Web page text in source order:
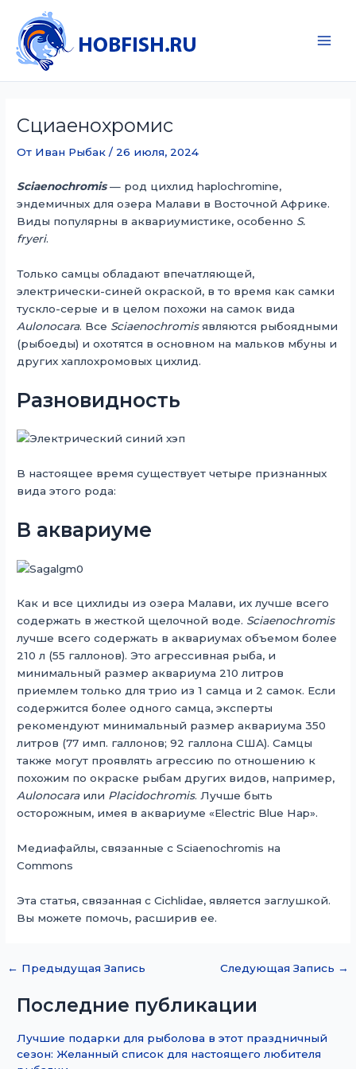
содержимому
Сциаенохромис
От Иван Рыбак/ 26 июля, 2024
Sciaenochromis— род цихлид haplochromine,
эндемичных для озера Малави в Восточной Африке.
Виды популярны в аквариумистике, особенно S.
fryeri.
Только самцы обладают впечатляющей,
электрически-синей окраской, в то время как самки
тускло-серые и в целом похожи на самок вида
Aulonocara. Все Sciaenochromisявляются рыбоядными
(рыбоеды) и охотятся в основном на мальков мбуны и
других хаплохромовых цихлид.
Разновидность
В настоящее время существует четыре признанных
вида этого рода:
В аквариуме
Как и все цихлиды из озера Малави, их лучше всего
содержать в жесткой щелочной воде. Sciaenochromis
лучше всего содержать в аквариумах объемом более
210 л (55 галлонов). Это агрессивная рыба, и
минимальный размер аквариума 210 литров
приемлем только для трио из 1 самца и 2 самок. Если
содержится более одного самца, эксперты
рекомендуют минимальный размер аквариума 350
литров (77 имп. галлонов; 92 галлона США). Самцы
также могут проявлять агрессию по отношению к
похожим по окраске рыбам других видов, например,
Aulonocaraили Placidochromis. Лучше быть
осторожным, имея в аквариуме «Electric Blue Hap».
Медиафайлы, связанные с Sciaenochromis на
Commons
Эта статья, связанная с Cichlidae, является заглушкой.
Вы можете помочь, расширив ее.
← Предыдущая Запись Следующая Запись →
Последние публикации
Лучшие подарки для рыболова в этот праздничный
сезон: Желанный список для настоящего любителя